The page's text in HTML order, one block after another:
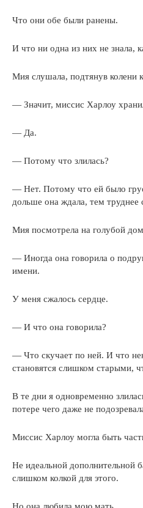
Что они обе были ранены.
И что ни одна из них не знала,
Мия слушала, подтянув колени
— Значит, миссис Харлоу
— Да.
— Потому что злилась?
— Нет. Потому что ей было
дольше она ждала, тем труднее
Мия посмотрела на голубой дом
— Иногда она говорила о
имени.
У меня сжалось сердце.
— И что она говорила?
— Что скучает по ней. И что
становятся слишком старыми,
В те дни я одновременно
потере чего даже не
Миссис Харлоу могла быть
Не идеальной дополнительной
слишком колкой для этого.
Но она любила мою мать.